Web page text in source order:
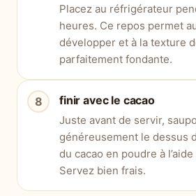
Placez au réfrigérateur
heures. Ce repos permet
développer et à la texture
parfaitement fondante.
finir avec le cacao
Juste avant de servir,
généreusement le dessus
du cacao en poudre à l’aide
Servez bien frais.